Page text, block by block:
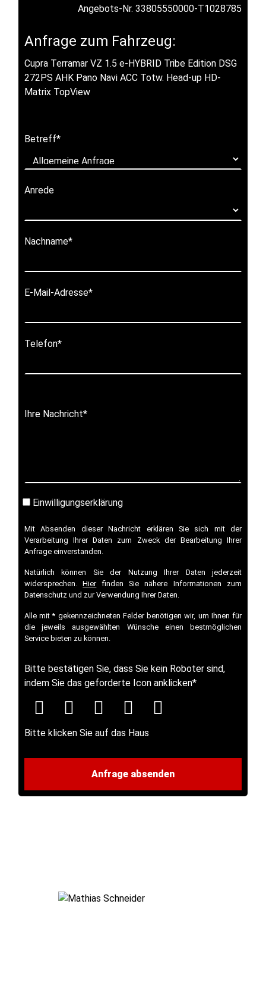
Angebots-Nr. 33805550000-T1028785
Anfrage zum Fahrzeug:
Cupra Terramar VZ 1.5 e-HYBRID Tribe Edition DSG
272PS AHK Pano Navi ACC Totw. Head-up HD-
Matrix TopView
Betreff*
Anrede
Nachname*
E-Mail-Adresse*
Telefon*
Ihre Nachricht*
Einwilligungserklärung
Mit Absenden dieser Nachricht erklären Sie sich mit der
Verarbeitung Ihrer Daten zum Zweck der Bearbeitung Ihrer
Anfrage einverstanden.
Natürlich können Sie der Nutzung Ihrer Daten jederzeit
widersprechen.Hierfinden Sie nähere Informationen zum
Datenschutz und zur Verwendung Ihrer Daten.
Alle mit * gekennzeichneten Felder benötigen wir, um Ihnen für
die jeweils ausgewählten Wünsche einen bestmöglichen
Service bieten zu können.
Bitte bestätigen Sie, dass Sie kein Roboter sind,
indem Sie das geforderte Icon anklicken*
Bitte klicken Sie auf das Haus